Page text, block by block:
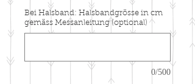
Bei Halsband: Halsbandgrösse in cm
gemäss Messanleitung (optional)
0/500